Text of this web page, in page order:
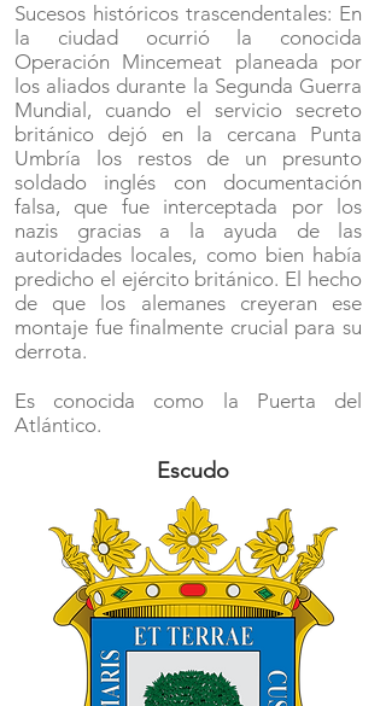
Sucesos históricos trascendentales: En
la ciudad ocurrió la conocida
Operación Mincemeat planeada por
los aliados durante la Segunda Guerra
Mundial, cuando el servicio secreto
británico dejó en la cercana Punta
Umbría los restos de un presunto
soldado inglés con documentación
falsa, que fue interceptada por los
nazis gracias a la ayuda de las
autoridades locales, como bien había
predicho el ejército británico. El hecho
de que los alemanes creyeran ese
montaje fue finalmente crucial para su
derrota.
Es conocida como la Puerta del
Atlántico.
Escudo